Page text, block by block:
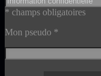
* champs obligatoires
Mon pseudo *